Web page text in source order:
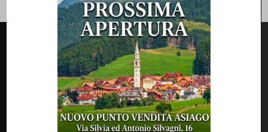
duezeta infissi srl
Vendita e progettazione su misura di infissi e
serramenti in PVC e alluminio